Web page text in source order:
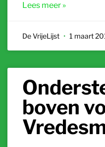
Lees meer »
De VrijeLijst 1 maart
boven